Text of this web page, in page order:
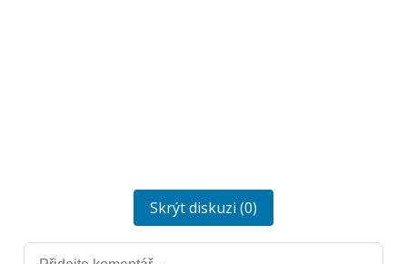
Skrýt diskuzi (0)